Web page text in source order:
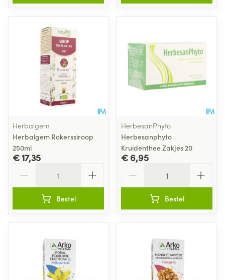
Herbalgem
Herbalgem Rokerssiroop
250ml
€ 17,35
Bestel
HerbesanPhyto
Herbesanphyto
Kruidenthee Zakjes 20
€ 6,95
Bestel